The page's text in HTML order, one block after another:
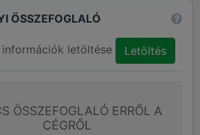
ÖSSZEFOGLALÓ
információk letöltése Letöltés
ÖSSZEFOGLALÓ ERRŐL A
CÉGRŐL